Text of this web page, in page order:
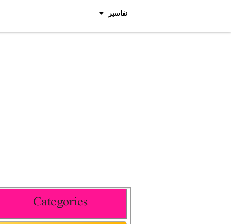
تفاسیر
Categories